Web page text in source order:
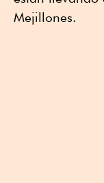
Mejillones.